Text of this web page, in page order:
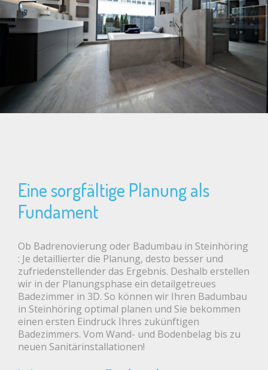
Eine sorgfältige Planung als
Fundament
Ob Badrenovierung oder Badumbau in Steinhöring
: Je detaillierter die Planung, desto besser und
zufriedenstellender das Ergebnis. Deshalb erstellen
wir in der Planungsphase ein detailgetreues
Badezimmer in 3D. So können wir Ihren Badumbau
in Steinhöring optimal planen und Sie bekommen
einen ersten Eindruck Ihres zukünftigen
Badezimmers. Vom Wand- und Bodenbelag bis zu
neuen Sanitärinstallationen!